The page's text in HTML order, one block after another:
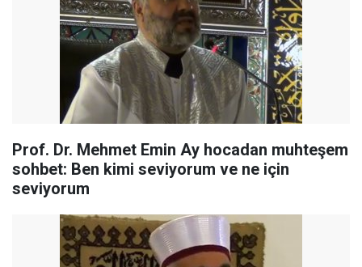
Prof. Dr. Mehmet Emin Ay hocadan muhteşem
sohbet: Ben kimi seviyorum ve ne için
seviyorum